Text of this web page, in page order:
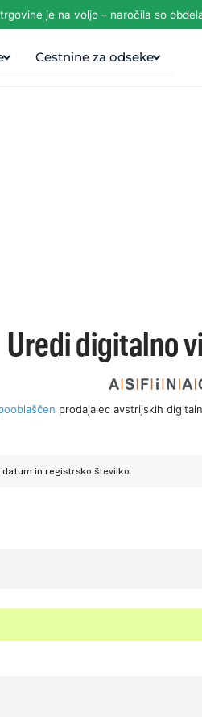
je na voljo – naročila so
Cestnine za odseke
Uredi digitalno
prodajalec avstrijskih
in registrsko številko.